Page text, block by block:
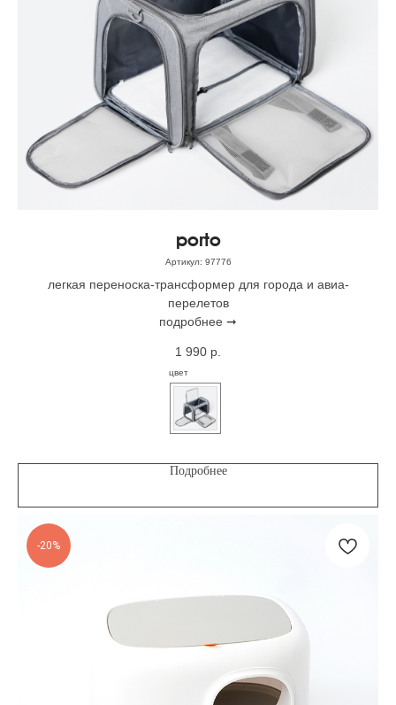
porto
Артикул: 97776
легкая переноска-трансформер для города и авиа-
перелетов
подробнее ➞
1 990 р.
цвет
Подробнее
-20%